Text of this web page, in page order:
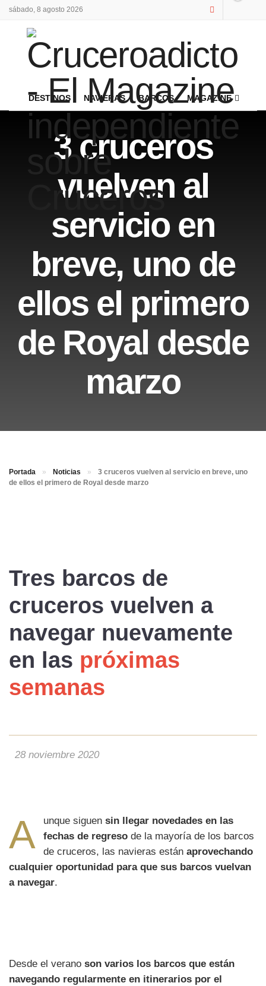
sábado, 8 agosto 2026
DESTINOS NAVIERAS BARCOS MAGAZINE
3 cruceros
vuelven al
servicio en
breve, uno de
ellos el primero
de Royal desde
marzo
Portada » Noticias »
3 cruceros vuelven al servicio en breve, uno
de ellos el primero de Royal desde marzo
Tres barcos de
cruceros vuelven a
navegar nuevamente
en las próximas
semanas
28 noviembre 2020
A unque siguensin llegar novedades en las
fechas de regreso de la mayoría de los barcos
de cruceros, las navieras estánaprovechando
cualquier oportunidad para que sus barcos vuelvan
a navegar.
Desde el verano son varios los barcos que están
navegando regularmente en itinerarios por el